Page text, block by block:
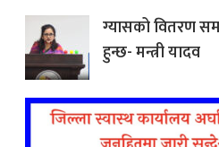
ग्यासको वितरण
हुन्छ- मन्त्री यादव